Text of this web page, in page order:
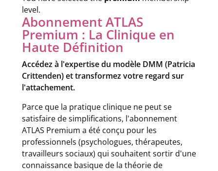
level.
Abonnement ATLAS
Premium : La Clinique en
Haute Définition
Accédez à l'expertise du modèle DMM (Patricia
Crittenden) et transformez votre regard sur
l'attachement.
Parce que la pratique clinique ne peut se
satisfaire de simplifications, l'abonnement
ATLAS Premium a été conçu pour les
professionnels (psychologues, thérapeutes,
travailleurs sociaux) qui souhaitent sortir d'une
connaissance basique de la théorie de